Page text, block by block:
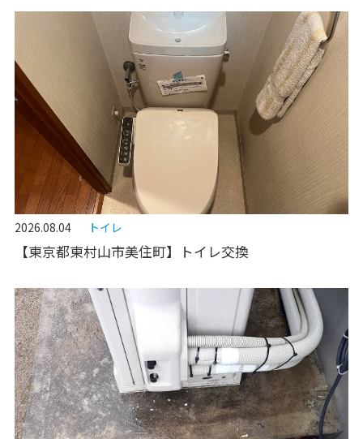
2026.08.04 トイレ
【東京都東村山市美住町】トイレ交換